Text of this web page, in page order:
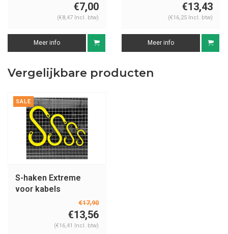
€7,00
(€8,47 Incl. btw)
Meer info
€13,43
(€16,25 Incl. btw)
Meer info
Vergelijkbare producten
SALE
S-haken Extreme
voor kabels
€17,90
€13,56
(€16,41 Incl. btw)